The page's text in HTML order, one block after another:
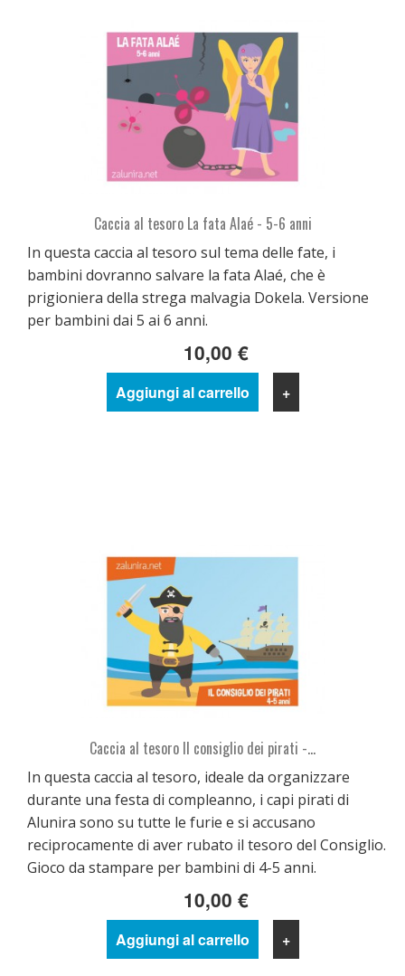
Caccia al tesoro La fata Alaé - 5-6 anni
In questa caccia al tesoro sul tema delle fate, i
bambini dovranno salvare la fata Alaé, che è
prigioniera della strega malvagia Dokela. Versione
per bambini dai 5 ai 6 anni.
10,00 €
Aggiungi al carrello +
Caccia al tesoro Il consiglio dei pirati -...
In questa caccia al tesoro, ideale da organizzare
durante una festa di compleanno, i capi pirati di
Alunira sono su tutte le furie e si accusano
reciprocamente di aver rubato il tesoro del Consiglio.
Gioco da stampare per bambini di 4-5 anni.
10,00 €
Aggiungi al carrello +